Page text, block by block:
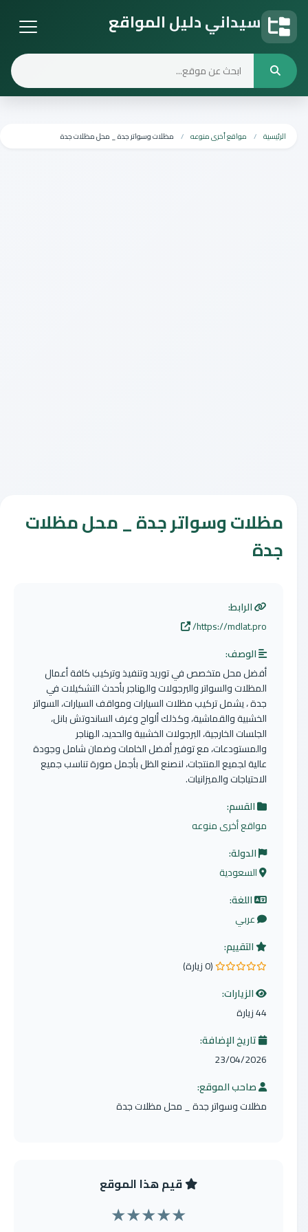
سيداني دليل المواقع
الرئيسية مواقع أخرى منوعه مظلات وسواتر جدة _ محل مظلات جدة
مظلات وسواتر جدة _ محل مظلات
جدة
الرابط:
https://mdlat.pro/
الوصف:
أفضل محل متخصص في توريد وتنفيذ وتركيب كافة أعمال
المظلات والسواتر والبرجولات والهناجر بأحدث التشكيلات في
جدة ، يشمل تركيب مظلات السيارات ومواقف السيارات، السواتر
الخشبية والقماشية، وكذلك ألواح وغرف الساندوتش بانل،
الجلسات الخارجية، البرجولات الخشبية والحديد، الهناجر
والمستودعات، مع توفير أفضل الخامات وضمان شامل وجودة
عالية لجميع المنتجات، لنصنع الظل بأجمل صورة تناسب جميع
الاحتياجات والميزانيات.
القسم:
مواقع أخرى منوعه
الدولة:
السعودية
اللغة:
عربي
التقييم:
0.0 من 5 نجوم
(0 زيارة)
الزيارات:
44 زيارة
تاريخ الإضافة:
23/04/2026
صاحب الموقع:
مظلات وسواتر جدة _ محل مظلات جدة
قيم هذا الموقع
★
★
★
★
★